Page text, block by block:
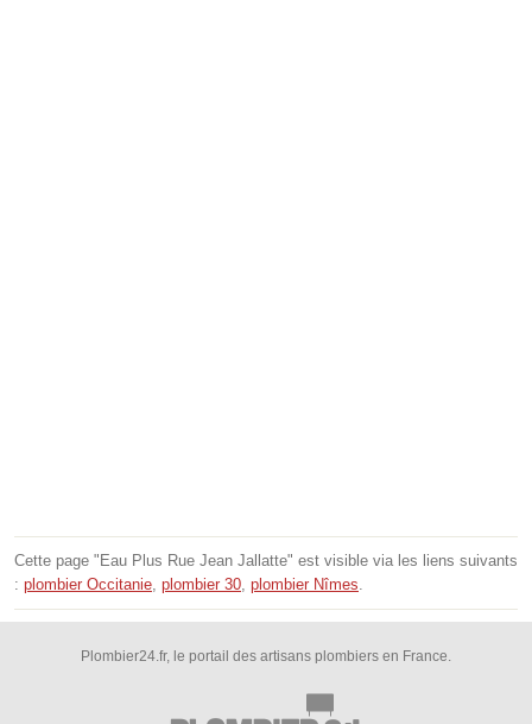
Cette page "Eau Plus Rue Jean Jallatte" est visible via les liens suivants
: plombier Occitanie, plombier 30, plombier Nîmes.
Plombier24.fr, le portail des artisans plombiers en France.